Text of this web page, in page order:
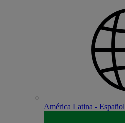
América Latina - Español